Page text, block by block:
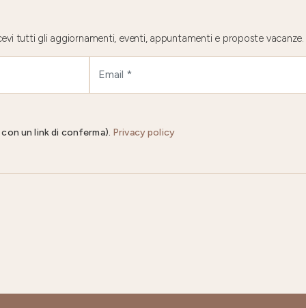
tutti gli aggiornamenti, eventi, appuntamenti e proposte vacanze.
un link di conferma). Privacy policy